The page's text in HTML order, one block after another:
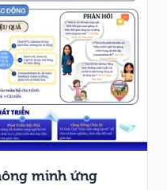
minh ứng